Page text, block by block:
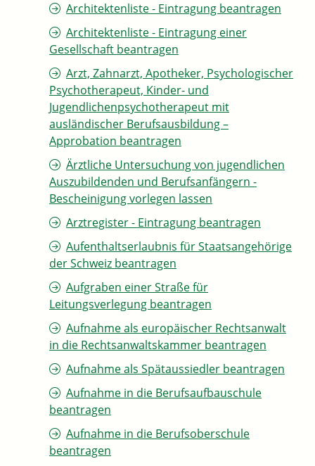
Architektenliste - Eintragung beantragen
Architektenliste - Eintragung einer
Gesellschaft beantragen
Arzt, Zahnarzt, Apotheker, Psychologischer
Psychotherapeut, Kinder- und
Jugendlichenpsychotherapeut mit
ausländischer Berufsausbildung –
Approbation beantragen
Ärztliche Untersuchung von jugendlichen
Auszubildenden und Berufsanfängern -
Bescheinigung vorlegen lassen
Arztregister - Eintragung beantragen
Aufenthaltserlaubnis für Staatsangehörige
der Schweiz beantragen
Aufgraben einer Straße für
Leitungsverlegung beantragen
Aufnahme als europäischer Rechtsanwalt
in die Rechtsanwaltskammer beantragen
Aufnahme als Spätaussiedler beantragen
Aufnahme in die Berufsaufbauschule
beantragen
Aufnahme in die Berufsoberschule
beantragen